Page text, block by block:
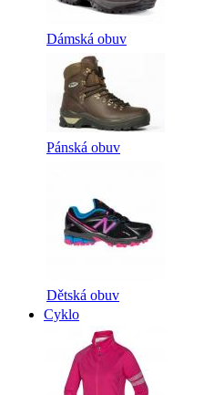
Dámská obuv
Pánská obuv
Dětská obuv
Cyklo